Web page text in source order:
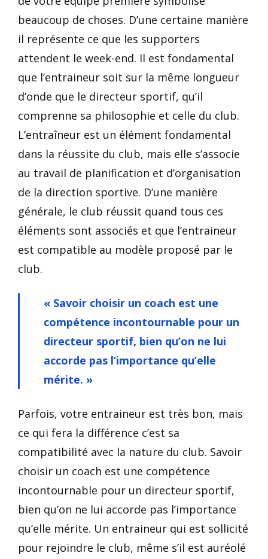
beaucoup de choses. D’une certaine manière
il représente ce que les supporters
attendent le week-end. Il est fondamental
que l’entraineur soit sur la même longueur
d’onde que le directeur sportif, qu’il
comprenne sa philosophie et celle du club.
L’entraîneur est un élément fondamental
dans la réussite du club, mais elle s’associe
au travail de planification et d’organisation
de la direction sportive. D’une manière
générale, le club réussit quand tous ces
éléments sont associés et que l’entraineur
est compatible au modèle proposé par le
club.
« Savoir choisir un coach est une
compétence incontournable pour un
directeur sportif, bien qu’on ne lui
accorde pas l’importance qu’elle
mérite. »
Parfois, votre entraineur est très bon, mais
ce qui fera la différence c’est sa
compatibilité avec la nature du club. Savoir
choisir un coach est une compétence
incontournable pour un directeur sportif,
bien qu’on ne lui accorde pas l’importance
qu’elle mérite. Un entraineur qui est sollicité
pour rejoindre le club, même s’il est auréolé